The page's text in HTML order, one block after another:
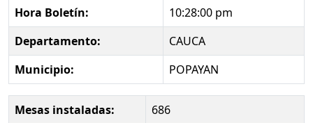
Hora Boletín:
10:28:00 pm
Departamento:
CAUCA
Municipio:
POPAYAN
Mesas instaladas:
686